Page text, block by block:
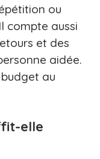
ou
compte aussi
et des
aidée.
au
elle